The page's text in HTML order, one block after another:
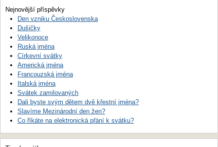
Nejnovější příspěvky
Den vzniku Československa
Dušičky
Velikonoce
Ruská jména
Církevní svátky
Americká jména
Francouzská jména
Italská jména
Svátek zamilovaných
Dali byste svým dětem dvě křestní jména?
Slavíme Mezinárodní den žen?
Co říkáte na elektronická přání k svátku?